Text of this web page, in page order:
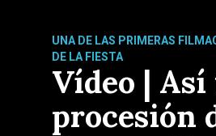
UNA DE LAS PRIMERAS
DE LA FIESTA
Vídeo | Así
procesión